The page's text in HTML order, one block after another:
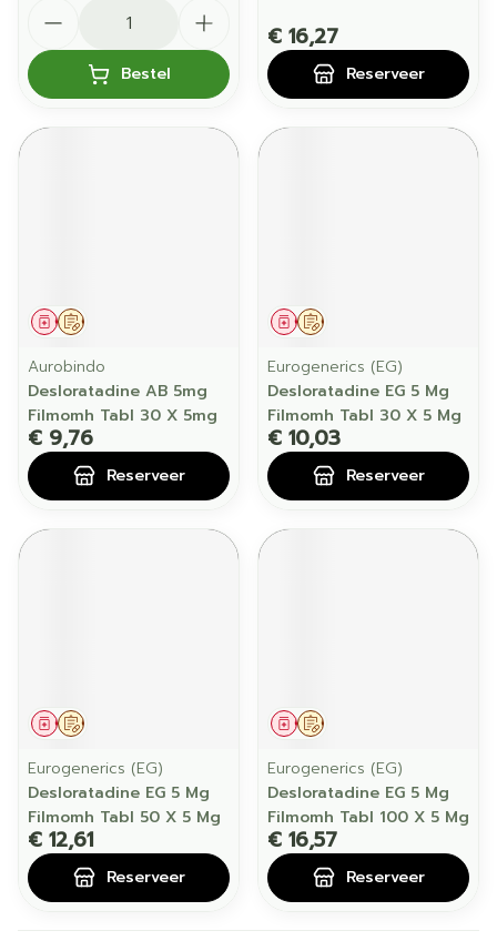
Bestel
€ 16,27
Reserveer
Op voorschrift
Geneesmiddel
Aurobindo
Desloratadine AB 5mg
Filmomh Tabl 30 X 5mg
€ 9,76
Reserveer
Op voorschrift
Geneesmiddel
Eurogenerics (EG)
Desloratadine EG 5 Mg
Filmomh Tabl 30 X 5 Mg
€ 10,03
Reserveer
Op voorschrift
Geneesmiddel
Eurogenerics (EG)
Desloratadine EG 5 Mg
Filmomh Tabl 50 X 5 Mg
€ 12,61
Reserveer
Op voorschrift
Geneesmiddel
Eurogenerics (EG)
Desloratadine EG 5 Mg
Filmomh Tabl 100 X 5 Mg
€ 16,57
Reserveer